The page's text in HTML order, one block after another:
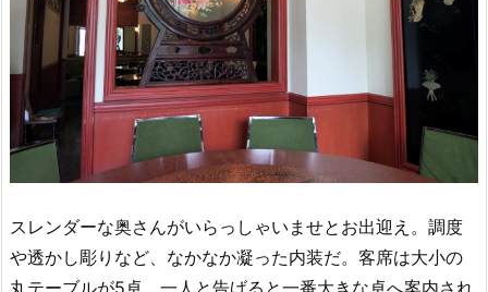
スレンダーな奥さんがいらっしゃいませとお出迎え。調度
や透かし彫りなど、なかなか凝った内装だ。客席は大小の
丸テーブルが5卓。一人と告げると一番大きな卓へ案内され